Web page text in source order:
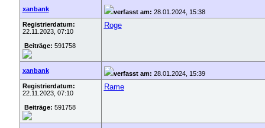
xanbank verfasst am: 28.01.2024, 15:38
Registrierdatum:
22.11.2023, 07:10
Beiträge: 591758
Roge
xanbank verfasst am: 28.01.2024, 15:39
Registrierdatum:
22.11.2023, 07:10
Beiträge: 591758
Rame